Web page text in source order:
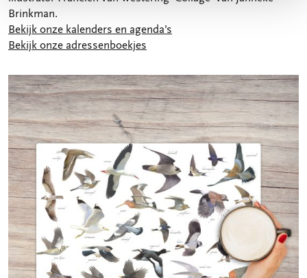
Brinkman.
Bekijk onze kalenders en agenda’s
Bekijk onze adressenboekjes